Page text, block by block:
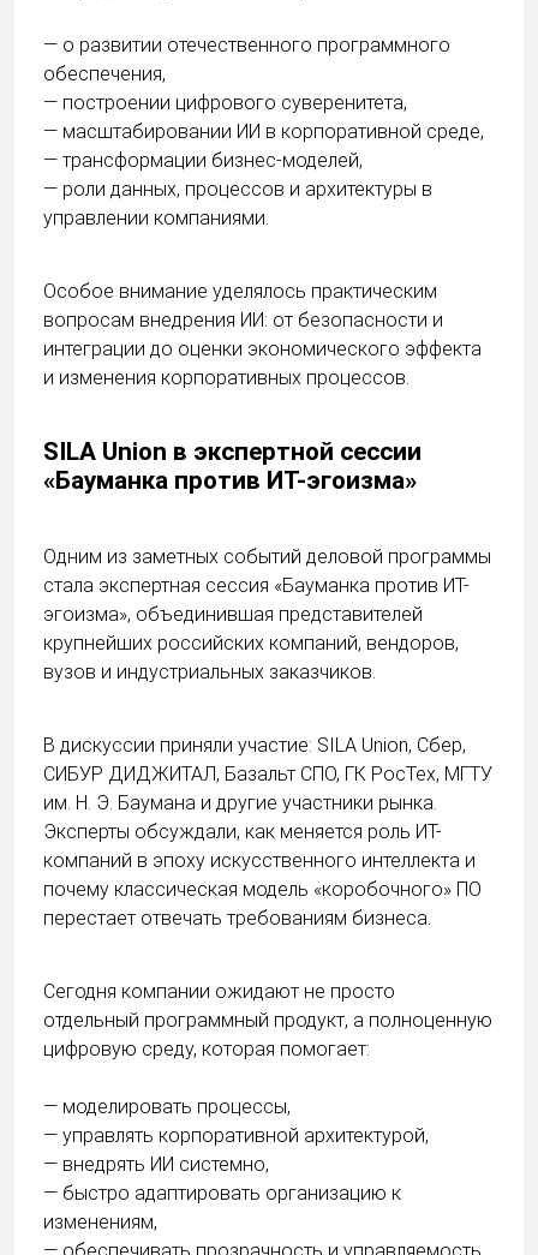
— о развитии отечественного программного
обеспечения,
— построении цифрового суверенитета,
— масштабировании ИИ в корпоративной среде,
— трансформации бизнес-моделей,
— роли данных, процессов и архитектуры в
управлении компаниями.
Особое внимание уделялось практическим
вопросам внедрения ИИ: от безопасности и
интеграции до оценки экономического эффекта
и изменения корпоративных процессов.
SILA Union в экспертной сессии
«Бауманка против ИТ-эгоизма»
Одним из заметных событий деловой программы
стала экспертная сессия «Бауманка против ИТ-
эгоизма», объединившая представителей
крупнейших российских компаний, вендоров,
вузов и индустриальных заказчиков.
В дискуссии приняли участие: SILA Union, Сбер,
СИБУР ДИДЖИТАЛ, Базальт СПО, ГК РосТех, МГТУ
им. Н. Э. Баумана и другие участники рынка.
Эксперты обсуждали, как меняется роль ИТ-
компаний в эпоху искусственного интеллекта и
почему классическая модель «коробочного» ПО
перестает отвечать требованиям бизнеса.
Сегодня компании ожидают не просто
отдельный программный продукт, а полноценную
цифровую среду, которая помогает:
— моделировать процессы,
— управлять корпоративной архитектурой,
— внедрять ИИ системно,
— быстро адаптировать организацию к
изменениям,